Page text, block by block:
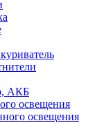
АКБ
освещения
освещения